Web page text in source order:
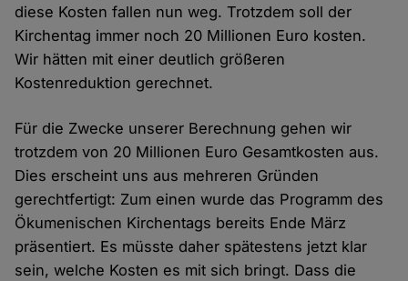
diese Kosten fallen nun weg. Trotzdem soll der
Kirchentag immer noch 20 Millionen Euro kosten.
Wir hätten mit einer deutlich größeren
Kostenreduktion gerechnet.
Für die Zwecke unserer Berechnung gehen wir
trotzdem von 20 Millionen Euro Gesamtkosten aus.
Dies erscheint uns aus mehreren Gründen
gerechtfertigt: Zum einen wurde das Programm des
Ökumenischen Kirchentags bereits Ende März
präsentiert. Es müsste daher spätestens jetzt klar
sein, welche Kosten es mit sich bringt. Dass die